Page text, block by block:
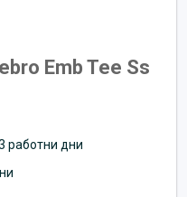
Emb Tee Ss
работни дни